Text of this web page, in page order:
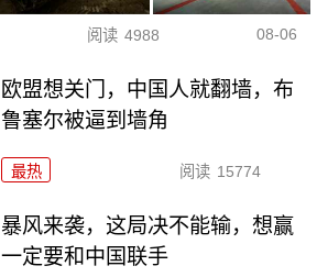
阅读 4988 08-06
欧盟想关门，中国人就翻墙，布
鲁塞尔被逼到墙角
最热 阅读 15774
暴风来袭，这局决不能输，想赢
一定要和中国联手